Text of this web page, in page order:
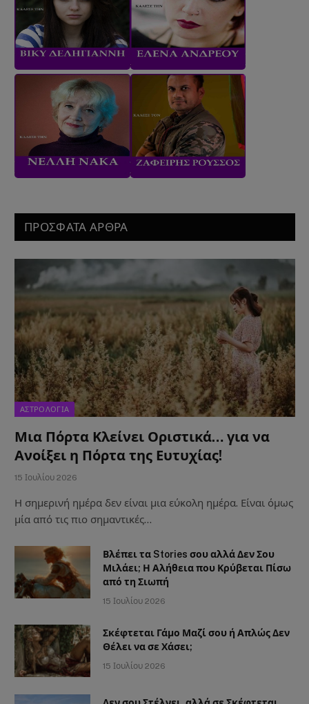
ΠΡΟΣΦΑΤΑ ΑΡΘΡΑ
ΑΣΤΡΟΛΟΓΙΑ
Μια Πόρτα Κλείνει Οριστικά… για να
Ανοίξει η Πόρτα της Ευτυχίας!
15 Ιουλίου 2026
Η σημερινή ημέρα δεν είναι μια εύκολη ημέρα. Είναι όμως
μία από τις πιο σημαντικές…
Βλέπει τα Stories σου αλλά Δεν Σου
Μιλάει; Η Αλήθεια που Κρύβεται Πίσω
από τη Σιωπή
15 Ιουλίου 2026
Σκέφτεται Γάμο Μαζί σου ή Απλώς Δεν
Θέλει να σε Χάσει;
15 Ιουλίου 2026